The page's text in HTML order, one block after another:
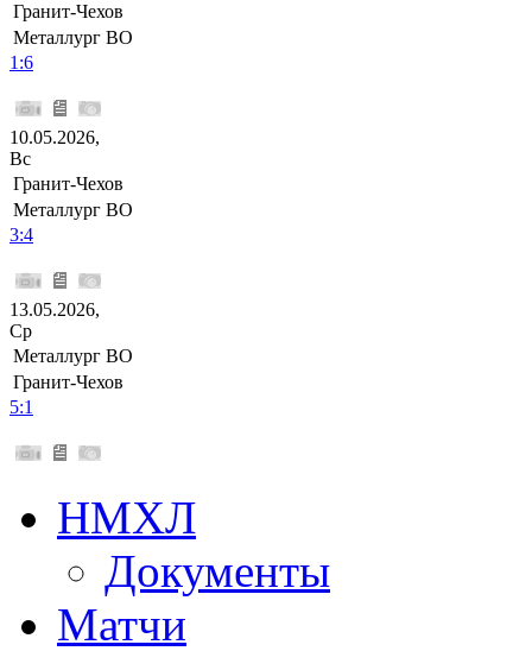
Гранит-Чехов
Металлург ВО
1:6
10.05.2026,
Вс
Гранит-Чехов
Металлург ВО
3:4
13.05.2026,
Ср
Металлург ВО
Гранит-Чехов
5:1
НМХЛ
Документы
Матчи